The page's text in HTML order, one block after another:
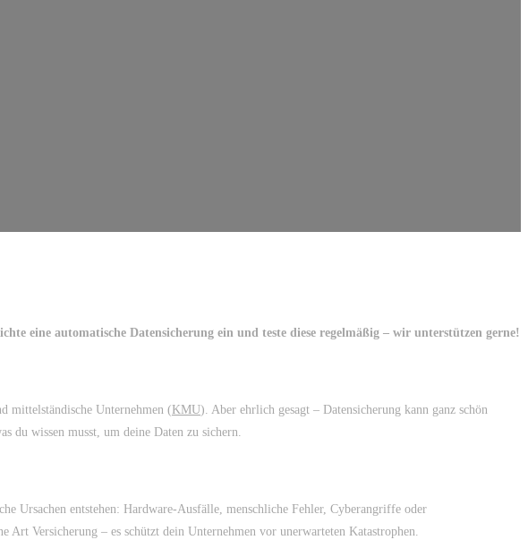
eine automatische Datensicherung ein und teste diese regelmäßig – wir unterstützen gerne!
mittelständische Unternehmen (KMU). Aber ehrlich gesagt – Datensicherung kann ganz schön
du wissen musst, um deine Daten zu sichern.
Ursachen entstehen: Hardware-Ausfälle, menschliche Fehler, Cyberangriffe oder
Versicherung – es schützt dein Unternehmen vor unerwarteten Katastrophen.